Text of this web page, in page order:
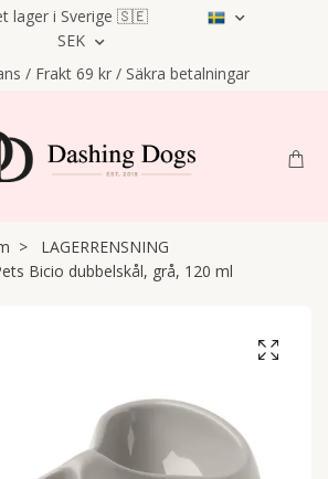
lager i Sverige 🇸🇪
SEK
/ Frakt 69 kr / Säkra betalningar
LAGERRENSNING
Bicio dubbelskål, grå, 120 ml